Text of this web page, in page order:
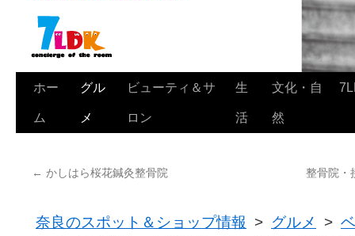
ホー
ム
グル
メ
ビューティ＆サ
ロン
生
活
文化・自
然
← かしはら桜花鍼灸整骨院 整骨院
奈良のスポット＆ショップ情報 > グルメ >